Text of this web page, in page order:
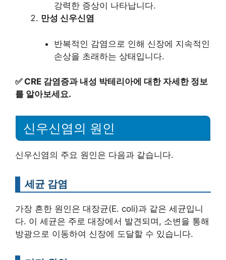
강력한 증상이 나타납니다.
만성 신우신염
반복적인 감염으로 인해 신장에 지속적인
손상을 초래하는 상태입니다.
✅ CRE 감염증과 내성 박테리아에 대한 자세한 정보
를 알아보세요.
신우신염의 원인
신우신염의 주요 원인은 다음과 같습니다.
세균 감염
가장 흔한 원인은 대장균(E. coli)과 같은 세균입니
다. 이 세균은 주로 대장에서 발견되며, 소변을 통해
방광으로 이동하여 신장에 도달할 수 있습니다.